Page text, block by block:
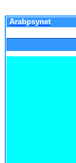
Arabpsynet